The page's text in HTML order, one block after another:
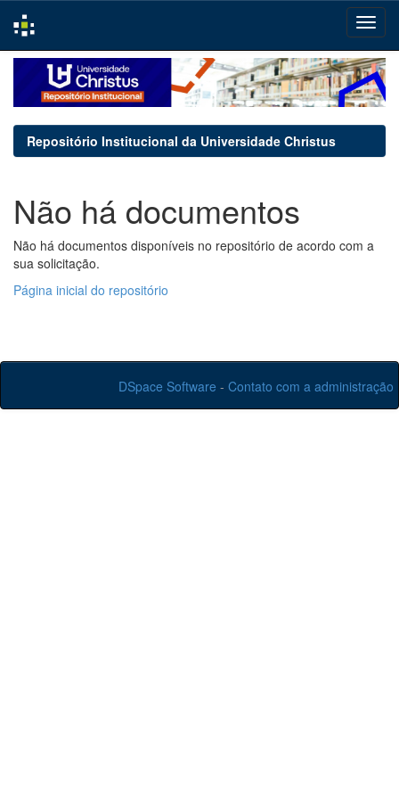
navigation
Repositório Institucional da Universidade Christus
Não há documentos
Não há documentos disponíveis no repositório de acordo com a
sua solicitação.
Página inicial do repositório
DSpace Software - Contato com a administração